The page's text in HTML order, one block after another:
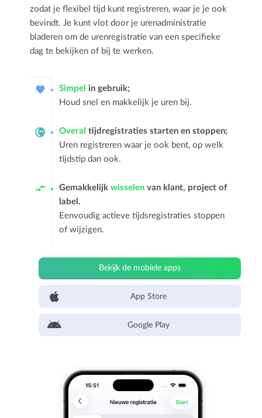
zodat je flexibel tijd kunt registreren, waar je je ook
bevindt. Je kunt vlot door je urenadministratie
bladeren om de urenregistratie van een specifieke
dag te bekijken of bij te werken.
Simpel in gebruik;
Houd snel en makkelijk je uren bij.
Overal tijdregistraties starten en stoppen;
Uren registreren waar je ook bent, op welk
tijdstip dan ook.
Gemakkelijkwisselen van klant, project of
label.
Eenvoudig actieve tijdsregistraties stoppen
of wijzigen.
Bekijk de mobiele apps
App Store
Google Play